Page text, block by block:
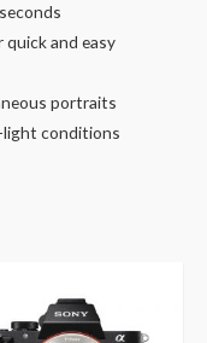
and easy
portraits
light conditions